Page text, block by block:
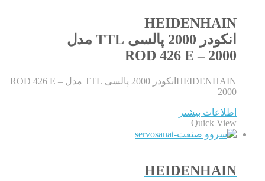
HEIDENHAIN
انکودر 2000 پالسی TTL مدل
ROD 426 E – 2000
HEIDENHAINانکودر 2000 پالسی TTL مدل ROD 426 E –
2000
اطلاعات بیشتر
Quick View
HEIDENHAIN